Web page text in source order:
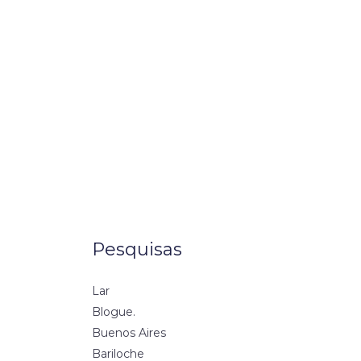
Pesquisas
Lar
Blogue.
Buenos Aires
Bariloche